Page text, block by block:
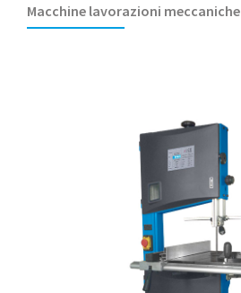
Macchine lavorazioni meccaniche